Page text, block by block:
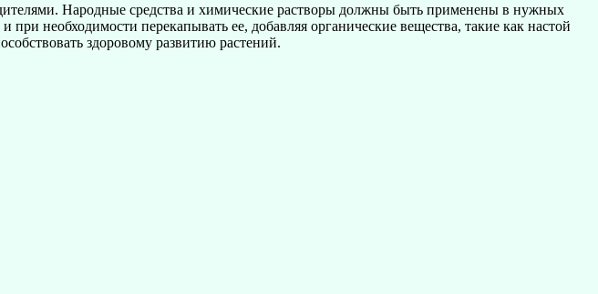
Народные средства и химические растворы должны быть применены в нужных
необходимости перекапывать ее, добавляя органические вещества, такие как настой
здоровому развитию растений.